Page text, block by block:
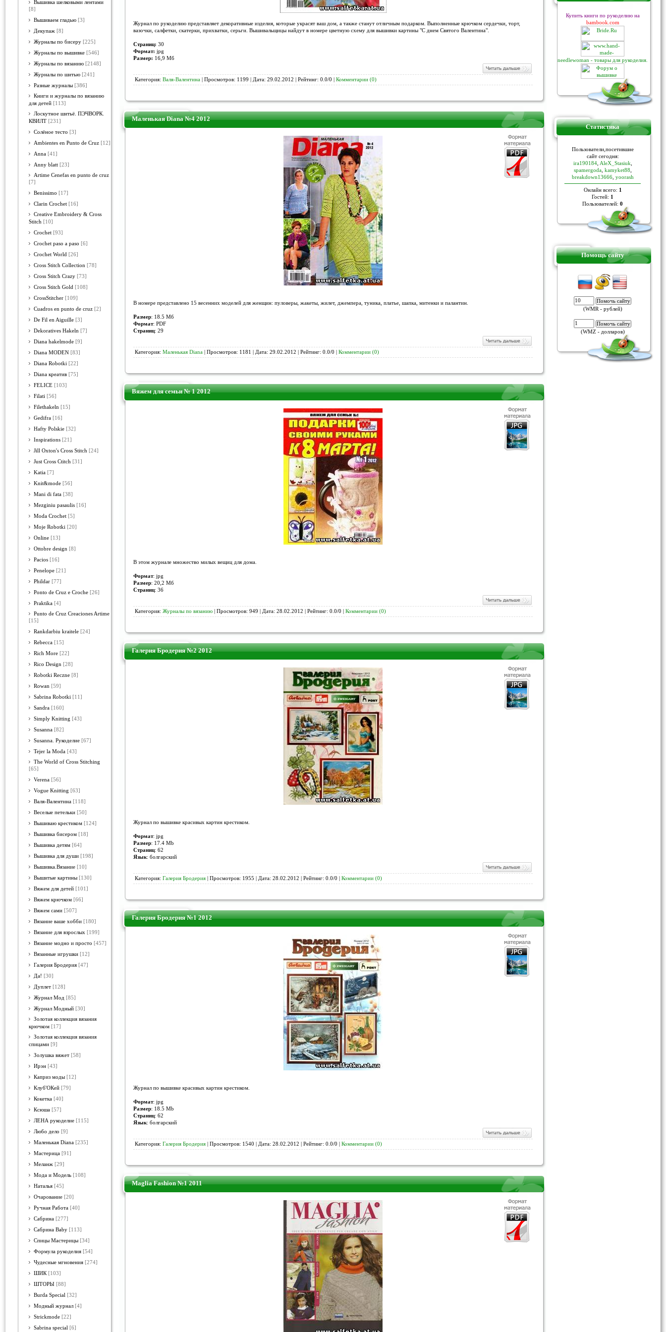
Вышивка шелковыми лентами
[8]
Вышиваем гладью [3]
Декупаж [8]
Журналы по бисеру [225]
Журналы по вышивке [546]
Журналы по вязанию [2148]
Журналы по шитью [241]
Разные журналы [386]
Книги и журналы по вязанию
для детей [113]
Лоскутное шитьё. ПЭЧВОРК.
КВИЛТ [231]
Солёное тесто [3]
Ambientes en Punto de Cruz [12]
Anna [41]
Anny blatt [23]
Artime Cenefas en punto de cruz
[7]
Benissimo [17]
Clarin Crochet [16]
Creative Embroidery & Cross
Stitch [10]
Crochet [93]
Crochet paso a paso [6]
Crochet World [26]
Cross Stitch Collection [78]
Cross Stitch Crazy [73]
Cross Stitch Gold [108]
CrossStitcher [109]
Cuadros en punto de cruz [2]
De Fil en Aiguille [3]
Dekoratives Hakeln [7]
Diana hakelmode [9]
Diana MODEN [83]
Diana Robotki [22]
Diana креатив [75]
FELICE [103]
Filati [56]
Filethakeln [15]
Gedifra [16]
Hafty Polskie [32]
Inspirations [21]
Jill Oxton's Cross Stitch [24]
Just Cross Ctitch [31]
Katia [7]
Knit&mode [56]
Mani di fata [38]
Mezginiu pasaulis [16]
Moda Crochet [5]
Moje Robotki [20]
Online [13]
Ottobre design [8]
Pacios [16]
Penelope [21]
Phildar [77]
Ponto de Cruz e Croche [26]
Praktika [4]
Punto de Cruz Creaciones Artime
[15]
Rankdarbiu kraitele [24]
Rebecca [15]
Rich More [22]
Rico Design [28]
Robotki Reczne [8]
Rowan [59]
Sabrina Robotki [11]
Sandra [160]
Simply Knitting [43]
Susanna [82]
Susanna. Рукоделие [67]
Tejer la Moda [43]
The World of Cross Stitching
[65]
Verena [56]
Vogue Knitting [63]
Валя-Валентина [118]
Веселые петельки [50]
Вышиваю крестиком [124]
Вышивка бисером [18]
Вышивка детям [64]
Вышивка для души [198]
Вышивка.Вязание [10]
Вышитые картины [130]
Вяжем для детей [101]
Вяжем крючком [66]
Вяжем сами [507]
Вязание ваше хобби [180]
Вязание для взрослых [199]
Вязание модно и просто [457]
Вязанные игрушки [12]
Галерия Бродерия [47]
Да! [30]
Дуплет [128]
Журнал Мод [85]
Журнал Модный [30]
Золотая коллекция вязания
крючком [17]
Золотая коллекция вязания
спицами [9]
Золушка вяжет [58]
Ирэн [43]
Каприз моды [12]
Клуб'ОКей [79]
Кокетка [40]
Ксюша [57]
ЛЕНА рукоделие [115]
Любо дело [9]
Маленькая Diana [235]
Мастерица [91]
Меланж [29]
Мода и Модель [108]
Наталья [45]
Очарование [20]
Ручная Работа [40]
Сабрина [277]
Сабрина Baby [113]
Спицы Мастерицы [34]
Формула рукоделия [54]
Чудесные мгновения [274]
ШИК [103]
ШТОРЫ [88]
Burda Special [32]
Модный журнал [4]
Strickmode [22]
Sabrina special [6]
Журнал по рукоделию представляет декоративные изделия, которые украсят ваш дом, а также станут отличным подарком. Выполненные крючком сердечки, торт,
вазочки, салфетки, скатерки, прихватки, серьги. Вышивальщицы найдут в номере цветную схему для вышивки картины "С днем Святого Валентина".
Страниц: 30
Формат: jpg
Размер: 16,9 Мб
Категория: Валя-Валентина | Просмотров: 1199 | Дата: 29.02.2012 | Рейтинг: 0.0/0 | Комментарии (0)
Маленькая Diana №4 2012
В номере представлено 15 весенних моделей для женщин: пуловеры, жакеты, жилет, джемпера, туника, платье, шапка, митенки и палантин.
Размер: 18.5 Мб
Формат: PDF
Страниц: 29
Категория: Маленькая Diana | Просмотров: 1181 | Дата: 29.02.2012 | Рейтинг: 0.0/0 | Комментарии (0)
Вяжем для семьи № 1 2012
В этом журнале множество милых вещиц для дома.
Формат: jpg
Размер: 20,2 Мб
Страниц: 36
Категория: Журналы по вязанию | Просмотров: 949 | Дата: 28.02.2012 | Рейтинг: 0.0/0 | Комментарии (0)
Галерия Бродерия №2 2012
Журнал по вышивке красивых картин крестиком.
Формат: jpg
Размер: 17.4 Mb
Страниц: 62
Язык: болгарский
Категория: Галерия Бродерия | Просмотров: 1955 | Дата: 28.02.2012 | Рейтинг: 0.0/0 | Комментарии (0)
Галерия Бродерия №1 2012
Журнал по вышивке красивых картин крестиком.
Формат: jpg
Размер: 18.5 Mb
Страниц: 62
Язык: болгарский
Категория: Галерия Бродерия | Просмотров: 1540 | Дата: 28.02.2012 | Рейтинг: 0.0/0 | Комментарии (0)
Maglia Fashion №1 2011
Купить книги по рукоделию на
bambook.com
needlewoman - товары для рукоделия.
Статистика
Пoльзoвaтели,пoceтившие
caйт ceгoдня:
ira190184, AleX_Stasiuk
spamergoda, kamyket88
breakdown13666, yoorash
Онлайн всего: 1
Гостей: 1
Пользователей: 0
Помощь сайту
(WMR - рублей)
(WMZ - долларов)